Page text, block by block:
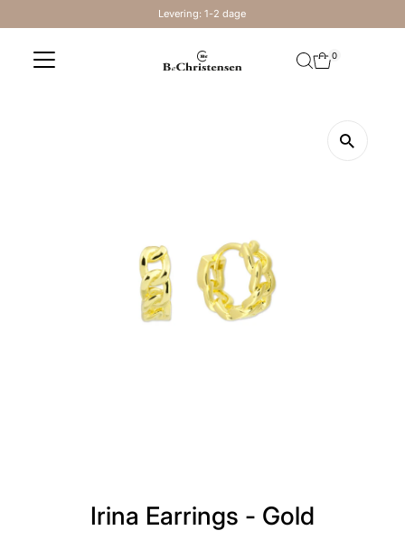
Levering: 1-2 dage
0
Irina Earrings - Gold